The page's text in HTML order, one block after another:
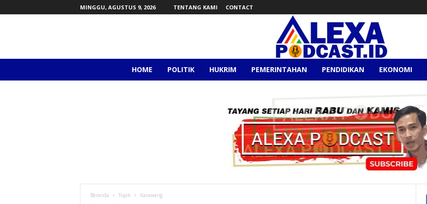
MINGGU, AGUSTUS 9, 2026 TENTANG KAMI CONTACT
HOME POLITIK HUKRIM PEMERINTAHAN PENDIDIKAN EKONOMI
Beranda Topik Karawang